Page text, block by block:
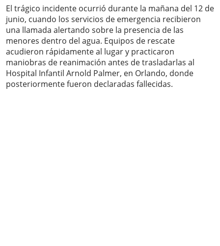
El trágico incidente ocurrió durante la mañana del 12 de
junio, cuando los servicios de emergencia recibieron
una llamada alertando sobre la presencia de las
menores dentro del agua. Equipos de rescate
acudieron rápidamente al lugar y practicaron
maniobras de reanimación antes de trasladarlas al
Hospital Infantil Arnold Palmer, en Orlando, donde
posteriormente fueron declaradas fallecidas.